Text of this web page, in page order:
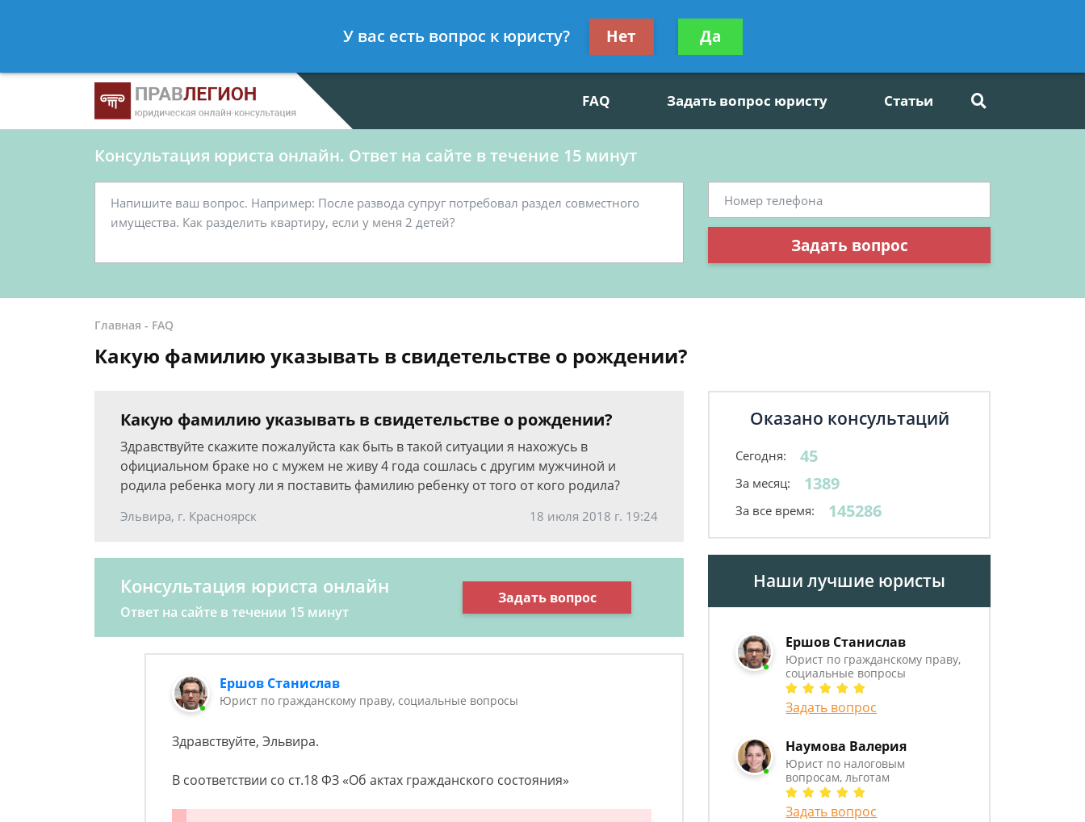
- Юрист по гражданскому праву, социальные вопросы
Получите консультацию
бесплатно
FAQ Задать вопрос юристу Статьи
Консультация юриста онлайн. Ответ на сайте в течение 15 минут
Задать вопрос
Главная - FAQ
Какую фамилию указывать в свидетельстве о рождении?
Какую фамилию указывать в свидетельстве о рождении?
Здравствуйте скажите пожалуйста как быть в такой ситуации я нахожусь в
официальном браке но с мужем не живу 4 года сошлась с другим мужчиной и
родила ребенка могу ли я поставить фамилию ребенку от того от кого родила?
Эльвира, г. Красноярск 18 июля 2018 г. 19:24
Консультация юриста онлайн
Ответ на сайте в течении 15 минут
Задать вопрос
Ершов Станислав
Юрист по гражданскому праву, социальные вопросы
Здравствуйте, Эльвира.
В соответствии со ст.18 ФЗ «Об актах гражданского состояния»
Оказано консультаций
Сегодня: 45
За месяц: 1389
За все время: 145286
Наши лучшие юристы
Ершов Станислав
Юрист по гражданскому праву,
социальные вопросы
Задать вопрос
Наумова Валерия
Юрист по налоговым
вопросам, льготам
Задать вопрос
У вас есть вопрос к юристу? Нет Да